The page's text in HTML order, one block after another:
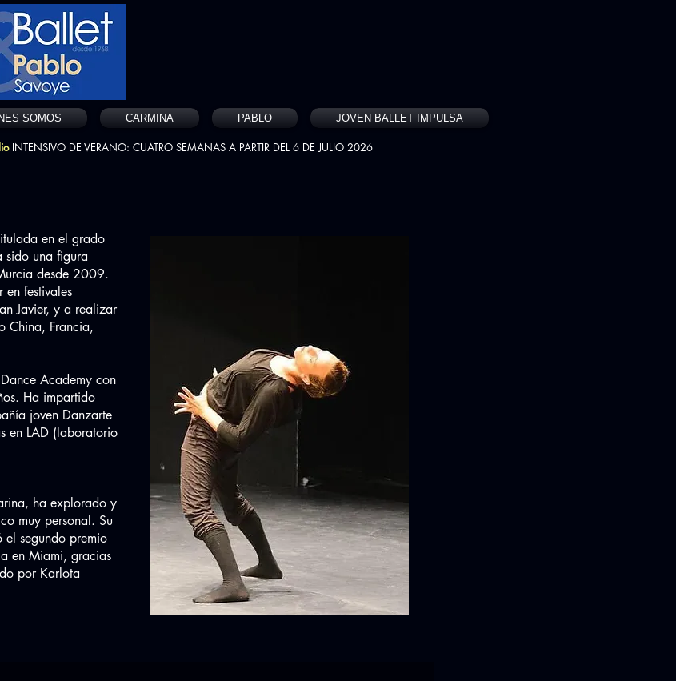
SOMOS CARMINA PABLO JOVEN BALLET IMPULSA
en el grado
sido una figura
desde 2009.
festivales
Javier, y a realizar
China, Francia,
Academy con
Ha impartido
joven Danzarte
en LAD (laboratorio
ha explorado y
muy personal. Su
segundo premio
en Miami, gracias
por Karlota
INTENSIVO DE VERANO: CUATRO SEMANAS A PARTIR DEL 6 DE JULIO 2026